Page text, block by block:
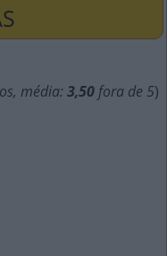
média: 3,50 fora de 5)